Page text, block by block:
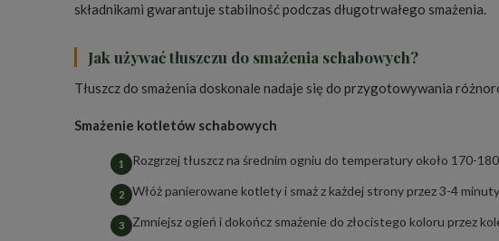
składnikami gwarantuje stabilność podczas długotrwałego smażenia.
Jak używać tłuszczu do smażenia schabowych?
Tłuszcz do smażenia doskonale nadaje się do przygotowywania
Smażenie kotletów schabowych
Rozgrzej tłuszcz na średnim ogniu do temperatury około 170-
Włóż panierowane kotlety i smaż z każdej strony przez 3-4 minuty
Zmniejsz ogień i dokończ smażenie do złocistego koloru przez